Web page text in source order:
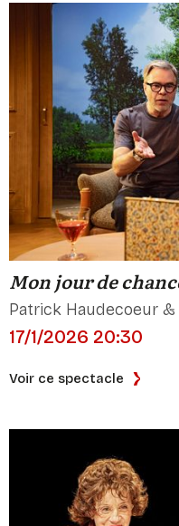
Mon jour de
Patrick Haudecoeur
17/1/2026 20:30
Voir ce spectacle